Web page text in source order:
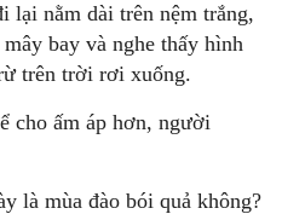
lại nằm dài trên nệm trắng,
bay và nghe thấy hình
trên trời rơi xuống.
cho ấm áp hơn, người
là mùa đào bói quả không?